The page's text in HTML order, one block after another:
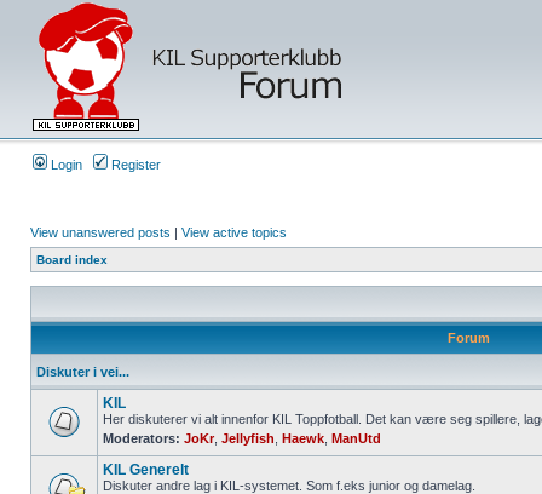
Login Register
View unanswered posts | View active topics
Board index
Forum
Diskuter i vei...
KIL
Her diskuterer vi alt innenfor KIL Toppfotball. Det kan være seg spillere,
Moderators: JoKr, Jellyfish Haewk ManUtd
KIL Generelt
Diskuter andre lag i KIL-systemet. Som f.eks junior og damelag.